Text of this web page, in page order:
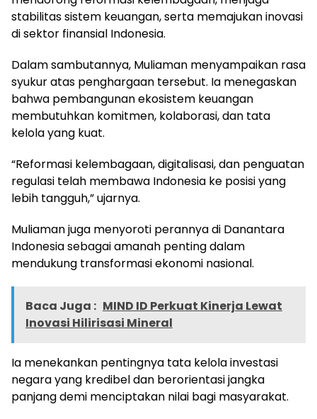
stabilitas sistem keuangan, serta memajukan inovasi
di sektor finansial Indonesia.
Dalam sambutannya, Muliaman menyampaikan rasa
syukur atas penghargaan tersebut. Ia menegaskan
bahwa pembangunan ekosistem keuangan
membutuhkan komitmen, kolaborasi, dan tata
kelola yang kuat.
“Reformasi kelembagaan, digitalisasi, dan penguatan
regulasi telah membawa Indonesia ke posisi yang
lebih tangguh,” ujarnya.
Muliaman juga menyoroti perannya di Danantara
Indonesia sebagai amanah penting dalam
mendukung transformasi ekonomi nasional.
Baca Juga : MIND ID Perkuat Kinerja Lewat
Inovasi Hilirisasi Mineral
Ia menekankan pentingnya tata kelola investasi
negara yang kredibel dan berorientasi jangka
panjang demi menciptakan nilai bagi masyarakat.